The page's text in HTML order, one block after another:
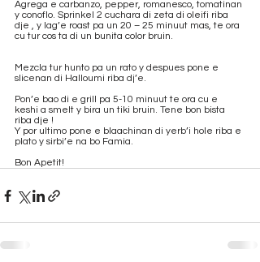
Agrega e carbanzo, pepper, romanesco, tomatinan
y conoflo. Sprinkel 2 cuchara di zeta di oleifi riba
dje , y lag’e roast pa un 20 – 25 minuut mas, te ora
cu tur cos ta di un bunita color bruin.
Mezcla tur hunto pa un rato y despues pone e
slicenan di Halloumi riba dj’e.
Pon’e bao di e grill pa 5-10 minuut te ora cu e
keshi a smelt y bira un tiki bruin. Tene bon bista
riba dje !
Y por ultimo pone e blaachinan di yerb’i hole riba e
plato y sirbi’e na bo Famia.
Bon Apetit!